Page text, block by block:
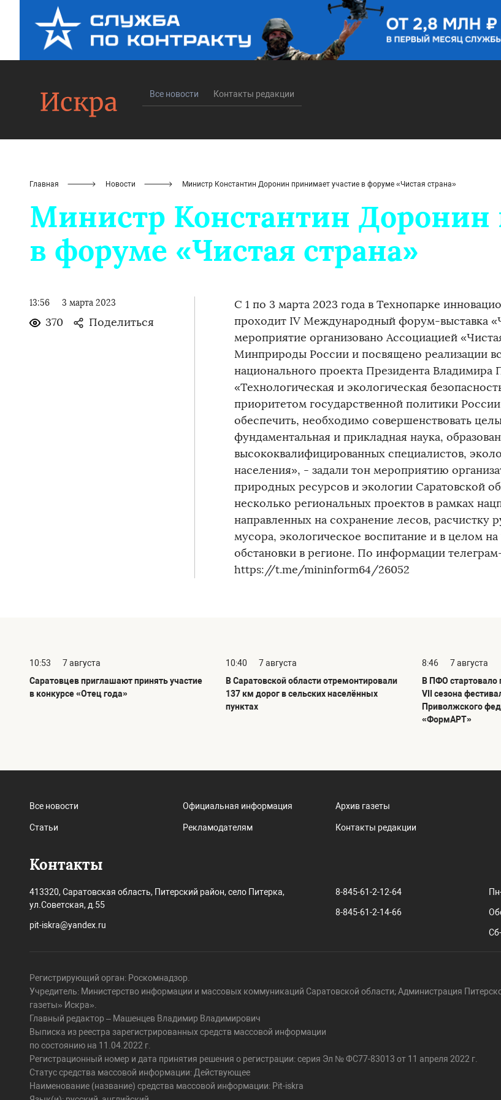
Все новости Контакты редакции
Главная Новости Министр Константин Доронин принимает участие в форуме «Чистая страна»
Министр Константин Доронин
в форуме «Чистая страна»
13:56 3 марта 2023
370 Поделиться
С 1 по 3 марта 2023 года в Технопарке
проходит IV Международный форум-выставка
мероприятие организовано Ассоциацией
Минприроды России и посвящено реализации
национального проекта Президента Владимира
«Технологическая и экологическая
приоритетом государственной политики
обеспечить, необходимо совершенствовать
фундаментальная и прикладная наука,
высококвалифицированных специалистов,
населения», - задали тон мероприятию
природных ресурсов и экологии Саратовской
несколько региональных проектов в рамках
направленных на сохранение лесов, расчистку
мусора, экологическое воспитание и в целом
обстановки в регионе. По информации
https://t.me/mininform64/26052
10:53
7 августа
Саратовцев приглашают принять участие
в конкурсе «Отец года»
10:40
7 августа
В Саратовской области отремонтировали
137 км дорог в сельских населённых
пунктах
8:46
7 августа
В ПФО стартовало
VII сезона
Приволжского
«ФормАРТ»
Все новости
Статьи
Официальная информация
Рекламодателям
Архив газеты
Контакты редакции
Контакты
413320, Саратовская область, Питерский район, село Питерка,
ул.Советская, д.55
pit-iskra@yandex.ru
8-845-61-2-12-64
8-845-61-2-14-66
Регистрирующий орган: Роскомнадзор.
Учредитель: Министерство информации и массовых коммуникаций Саратовской области; Администрация
газеты» Искра».
Главный редактор – Машенцев Владимир Владимирович
Выписка из реестра зарегистрированных средств массовой информации
по состоянию на 11.04.2022 г.
Регистрационный номер и дата принятия решения о регистрации: серия Эл № ФС77-83013 от 11 апреля 2022 г.
Статус средства массовой информации: Действующее
Наименование (название) средства массовой информации: Pit-iskra